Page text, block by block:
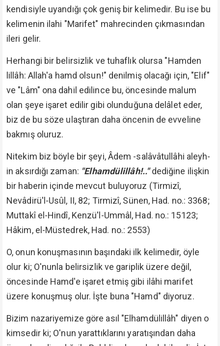
kendisiyle uyandığı çok geniş bir kelimedir. Bu ise bu
kelimenin ilahi "Marifet" mahrecinden çıkmasından
ileri gelir.
Herhangi bir belirsizlik ve tuhaflık olursa "Hamden
lillâh: Allah'a hamd olsun!" denilmiş olacağı için, "Elif"
ve "Lâm" ona dahil edilince bu, öncesinde malum
olan şeye işaret edilir gibi olunduğuna delâlet eder,
biz de bu söze ulaştıran daha öncenin de evveline
bakmış oluruz.
Nitekim biz böyle bir şeyi, Âdem -salâvâtullâhi aleyh-
in aksırdığı zaman: "Elhamdülillâh!.."dediğine ilişkin
bir haberin içinde mevcut buluyoruz (Tirmizî,
Nevâdirü'l-Usûl, II, 82; Tirmizî, Sünen, Had. no.: 3368;
Muttakî el-Hindî, Kenzü'l-Ummâl, Had. no.: 15123;
Hâkim, el-Müstedrek, Had. no.: 2553)
O, onun konuşmasının başındaki ilk kelimedir, öyle
olur ki; O'nunla belirsizlik ve gariplik üzere değil,
öncesinde Hamd'e işaret etmiş gibi ilâhi marifet
üzere konuşmuş olur. İşte buna "Hamd" diyoruz.
Bizim nazariyemize göre asıl "Elhamdülillâh" diyen o
kimsedir ki; O'nun yarattıklarını yaratışından daha